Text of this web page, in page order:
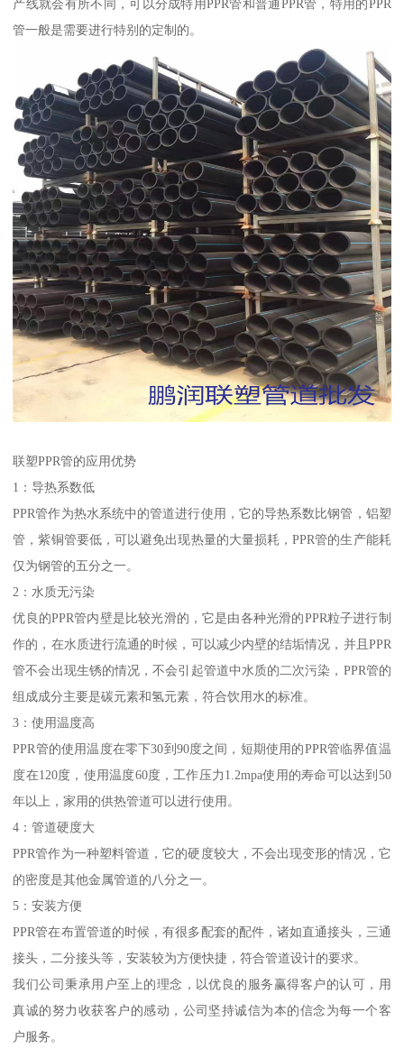
产线就会有所不同，可以分成特用PPR管和普通PPR管，特用的PPR
管一般是需要进行特别的定制的。
联塑PPR管的应用优势
1：导热系数低
PPR管作为热水系统中的管道进行使用，它的导热系数比钢管，铝塑
管，紫铜管要低，可以避免出现热量的大量损耗，PPR管的生产能耗
仅为钢管的五分之一。
2：水质无污染
优良的PPR管内壁是比较光滑的，它是由各种光滑的PPR粒子进行制
作的，在水质进行流通的时候，可以减少内壁的结垢情况，并且PPR
管不会出现生锈的情况，不会引起管道中水质的二次污染，PPR管的
组成成分主要是碳元素和氢元素，符合饮用水的标准。
3：使用温度高
PPR管的使用温度在零下30到90度之间，短期使用的PPR管临界值温
度在120度，使用温度60度，工作压力1.2mpa使用的寿命可以达到50
年以上，家用的供热管道可以进行使用。
4：管道硬度大
PPR管作为一种塑料管道，它的硬度较大，不会出现变形的情况，它
的密度是其他金属管道的八分之一。
5：安装方便
PPR管在布置管道的时候，有很多配套的配件，诸如直通接头，三通
接头，二分接头等，安装较为方便快捷，符合管道设计的要求。
我们公司秉承用户至上的理念，以优良的服务赢得客户的认可，用
真诚的努力收获客户的感动，公司坚持诚信为本的信念为每一个客
户服务。